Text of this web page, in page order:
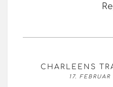
CHARLEENS
17.